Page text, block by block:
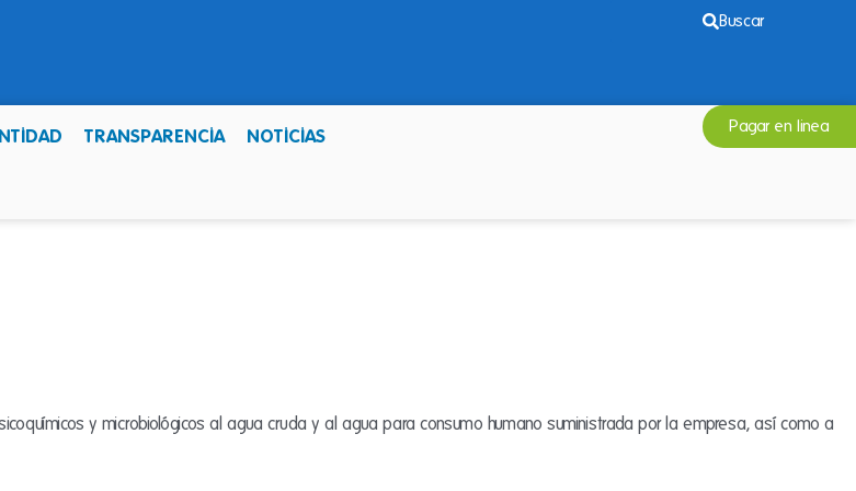
Buscar
TRANSPARENCIA NOTICIAS Pagar en linea
y microbiológicos al agua cruda y al agua para consumo humano suministrada por la empresa, así como a